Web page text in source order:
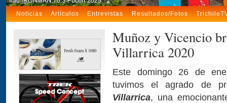
Noticias Artículos Entrevistas Resultados/Fotos
Muñoz y Vicencio
Villarrica 2020
Este domingo 26 de
tuvimos el agrado de
Villarrica, una